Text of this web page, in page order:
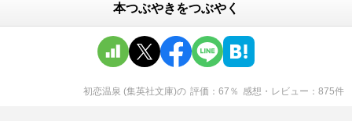
本つぶやきをつぶやく
初恋温泉 (集英社文庫)の 評価 67 ％ 感想・レビュー 875件